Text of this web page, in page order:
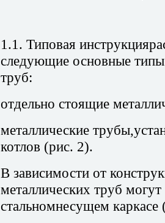
1.1. Типовая
следующие основные
труб:
отдельно стоящие
металлические
котлов (рис. 2).
В зависимости от
металлических труб
стальномнесущем каркасе